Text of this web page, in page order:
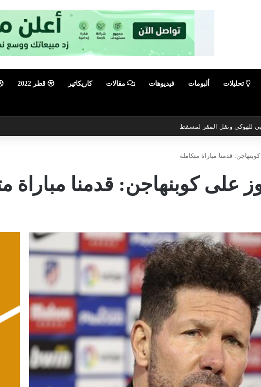
تحليلات ألبومات فيديوهات مقالات كاريكاتير قطر 2022
أبرز فعالية صيفية رياضية وترفيهية
قدمنا مباراة متكاملة
على كوبنهاجن: قدمنا مباراة